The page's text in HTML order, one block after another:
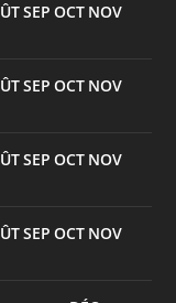
SEP OCT NOV
SEP OCT NOV
SEP OCT NOV
SEP OCT NOV